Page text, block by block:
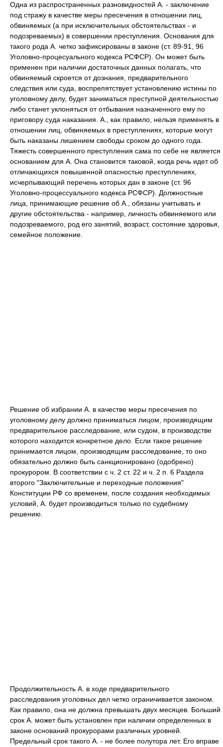
Одна из распространенных разновидностей А. - заключение
под стражу в качестве меры пресечения в отношении лиц,
обвиняемых (а при исключительных обстоятельствах - и
подозреваемых) в совершении преступления. Основания для
такого рода А. четко зафиксированы в законе (ст. 89-91, 96
Уголовно-процесуального кодекса РСФСР). Он может быть
применен при наличии достаточных данных полагать, что
обвиняемый скроется от дознания, предварительного
следствия или суда, воспрепятствует установлению истины по
уголовному делу, будет заниматься преступной деятельностью
либо станет уклоняться от отбывания назначенного ему по
приговору суда наказания. А., как правило, нельзя применять в
отношении лиц, обвиняемых в преступлениях, которые могут
быть наказаны лишением свободы сроком до одного года.
Тяжесть совершенного преступления сама по себе не является
основанием для А. Она становится таковой, когда речь идет об
отличающихся повышенной опасностью преступлениях,
исчерпывающий перечень которых дан в законе (ст. 96
Уголовно-процессуального кодекса РСФСР). Должностные
лица, принимающие решение об А., обязаны учитывать и
другие обстоятельства - например, личность обвиняемого или
подозреваемого, род его занятий, возраст, состояние здоровья,
семейное положение.
Решение об избрании А. в качестве меры пресечения по
уголовному делу должно приниматься лицом, производящим
предварительное расследование, или судом, в производстве
которого находится конкретное дело. Если такое решение
принимается лицом, производящим расследование, то оно
обязательно должно быть санкционировано (одобрено)
прокурором. В соответствии с ч. 2 ст. 22 и ч. 2 п. 6 Раздела
второго "Заключительные и переходные положения"
Конституции РФ со временем, после создания необходимых
условий, А. будет производиться только по судебному
решению.
Продолжительность А. в ходе предварительного
расследования уголовных дел четко ограничивается законом.
Как правило, она не должна превышать двух месяцев. Больший
срок А. может быть установлен при наличии определенных в
законе оснований прокурорами различных уровней.
Предельный срок такого А. - не более полутора лет. Его вправе